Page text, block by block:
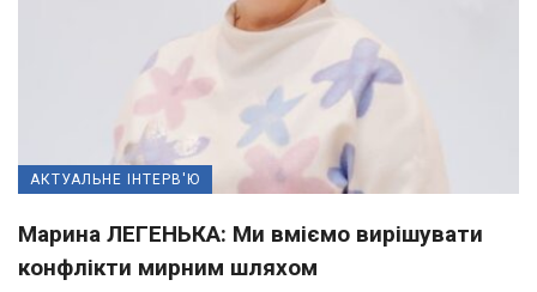
АКТУАЛЬНЕ ІНТЕРВ'Ю
Марина ЛЕГЕНЬКА: Ми вміємо вирішувати
конфлікти мирним шляхом